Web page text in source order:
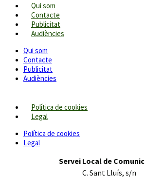
Qui som
Contacte
Publicitat
Audiències
Qui som
Contacte
Publicitat
Audiències
Política de cookies
Legal
Política de cookies
Legal
Servei Local de
C. Sant Lluís, s/n